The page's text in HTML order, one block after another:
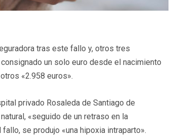
tras este fallo y, otros tres
un solo euro desde el nacimiento
«2.958 euros».
privado Rosaleda de Santiago de
«seguido de un retraso en la
se produjo «una hipoxia intraparto».